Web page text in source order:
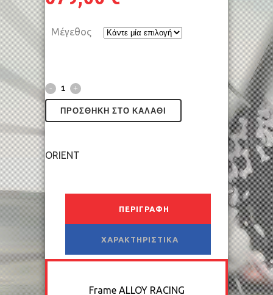
Μέγεθος
ΠΡΟΣΘΉΚΗ ΣΤΟ ΚΑΛΆΘΙ
ORIENT
ΠΕΡΙΓΡΑΦΉ
ΧΑΡΑΚΤΗΡΙΣΤΙΚΆ
Frame ALLOY RACING